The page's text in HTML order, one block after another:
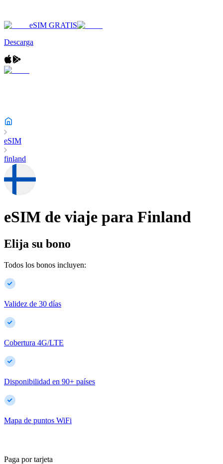
eSIM GRATIS
Descarga
eSIM
finland
eSIM de viaje para Finland
Elija su bono
Todos los bonos incluyen:
Validez de 30 días
Cobertura 4G/LTE
Disponibilidad en 90+ países
Mapa de puntos WiFi
Paga por tarjeta